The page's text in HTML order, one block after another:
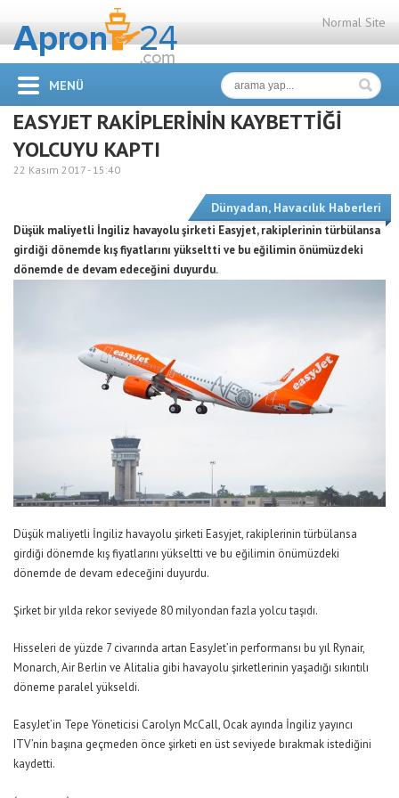
Normal Site
MENÜ
EASYJET RAKİPLERİNİN KAYBETTİĞİ
YOLCUYU KAPTI
22 Kasım 2017 - 15:40
Dünyadan, Havacılık Haberleri
Düşük maliyetli İngiliz havayolu şirketi Easyjet, rakiplerinin türbülansa
girdiği dönemde kış fiyatlarını yükseltti ve bu eğilimin önümüzdeki
dönemde de devam edeceğini duyurdu.
Düşük maliyetli İngiliz havayolu şirketi Easyjet, rakiplerinin türbülansa
girdiği dönemde kış fiyatlarını yükseltti ve bu eğilimin önümüzdeki
dönemde de devam edeceğini duyurdu.
Şirket bir yılda rekor seviyede 80 milyondan fazla yolcu taşıdı.
Hisseleri de yüzde 7 civarında artan EasyJet’in performansı bu yıl Rynair,
Monarch, Air Berlin ve Alitalia gibi havayolu şirketlerinin yaşadığı sıkıntılı
döneme paralel yükseldi.
EasyJet’in Tepe Yöneticisi Carolyn McCall, Ocak ayında İngiliz yayıncı
ITV’nin başına geçmeden önce şirketi en üst seviyede bırakmak istediğini
kaydetti.